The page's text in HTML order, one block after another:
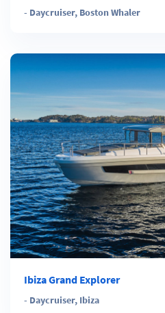
- Daycruiser, Boston Whaler
Ibiza Grand Explorer
- Daycruiser, Ibiza